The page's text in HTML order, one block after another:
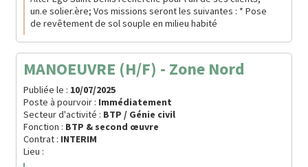
un.e solier.ère; Vos missions seront les suivantes : * Pose
de revêtement de sol souple en milieu habité
MANOEUVRE (H/F) - Zone Nord
Publiée le : 10/07/2025
Poste à pourvoir : Immédiatement
Secteur d'activité : BTP / Génie civil
Fonction : BTP & second œuvre
Contrat : INTERIM
Lieu :